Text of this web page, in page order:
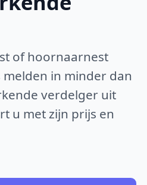
of hoornaarnest
in minder dan
verdelger uit
u met zijn prijs en